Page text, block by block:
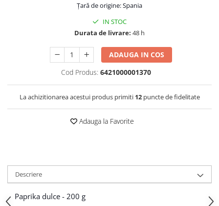
Țară de origine: Spania
IN STOC
Durata de livrare: 48 h
ADAUGA IN COS
Cod Produs: 6421000001370
La achizitionarea acestui produs primiti 12puncte de fidelitate
Adauga la Favorite
Descriere
Paprika dulce - 200 g